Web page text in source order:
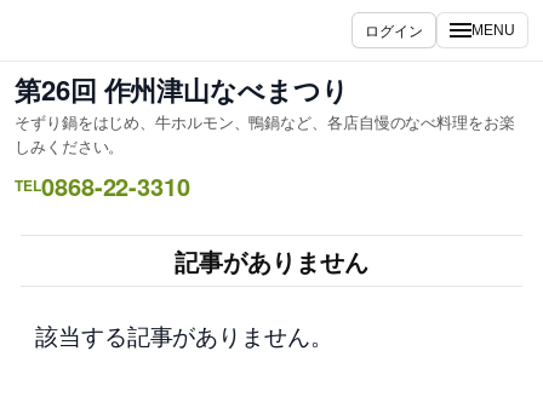
を
ス
キ
ッ
プ
ログイン MENU
第26回 作州津山なべまつり
そずり鍋をはじめ、牛ホルモン、鴨鍋など、各店自慢のなべ料理をお楽
しみください。
TEL0868-22-3310
記事がありません
該当する記事がありません。